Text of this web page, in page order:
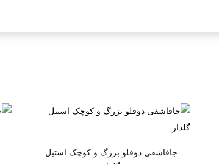
جاقاشقی دوقلو بزرگ و کوچک استیل